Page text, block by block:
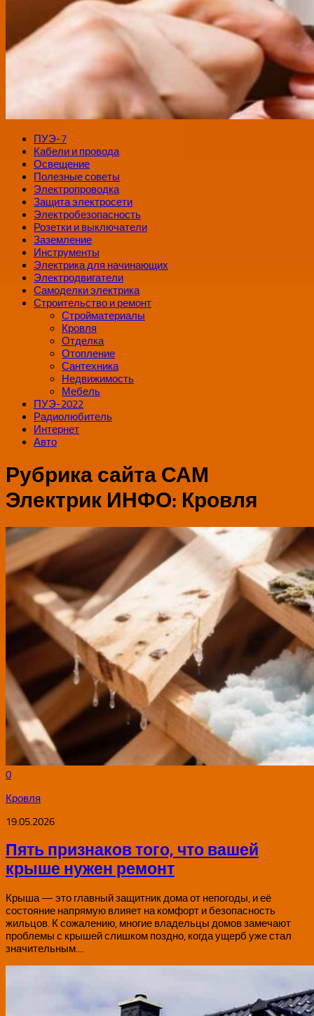
ПУЭ-7
Кабели и провода
Освещение
Полезные советы
Электропроводка
Защита электросети
Электробезопасность
Розетки и выключатели
Заземление
Инструменты
Электрика для начинающих
Электродвигатели
Самоделки электрика
Строительство и ремонт
Стройматериалы
Кровля
Отделка
Отопление
Сантехника
Недвижимость
Мебель
ПУЭ-2022
Радиолюбитель
Интернет
Авто
Рубрика сайта САМ
Электрик ИНФО: Кровля
0
Кровля
19.05.2026
Пять признаков того, что вашей
крыше нужен ремонт
Крыша — это главный защитник дома от непогоды, и её
состояние напрямую влияет на комфорт и безопасность
жильцов. К сожалению, многие владельцы домов замечают
проблемы с крышей слишком поздно, когда ущерб уже стал
значительным....